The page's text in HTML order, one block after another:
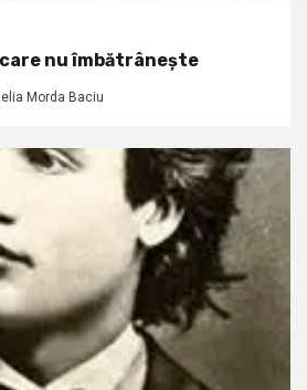
nu îmbătrânește
Morda Baciu